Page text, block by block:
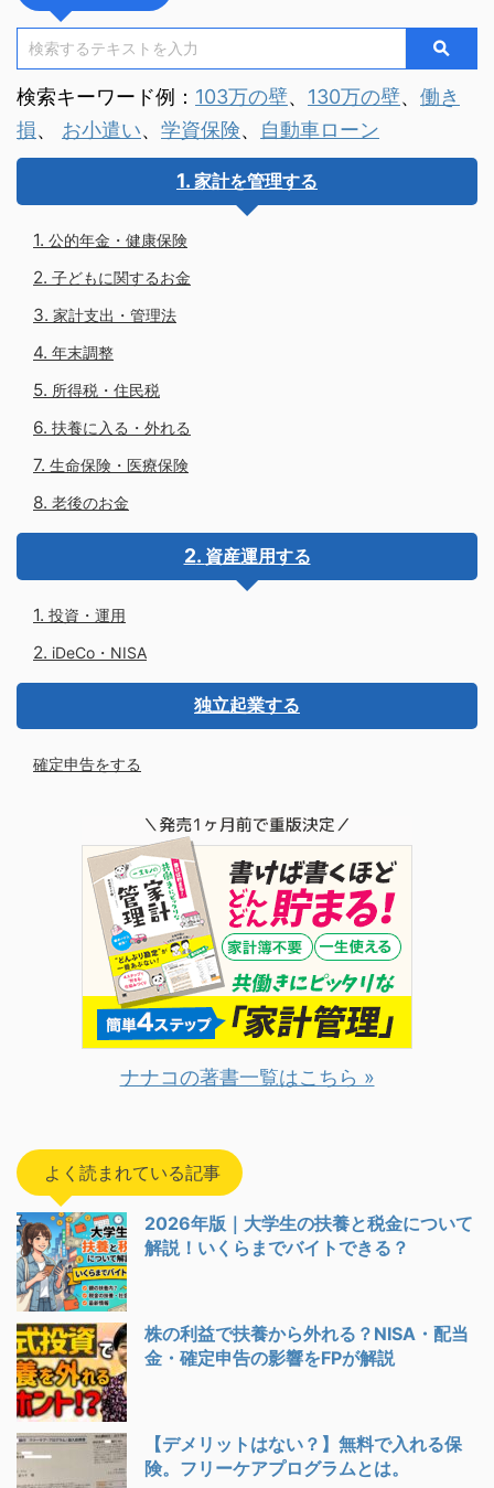
検索キーワード例： 103万の壁、 130万の壁、 働き
損、 お小遣い、 学資保険、 自動車ローン
家計を管理する
公的年金・健康保険
子どもに関するお金
家計支出・管理法
年末調整
所得税・住民税
扶養に入る・外れる
生命保険・医療保険
老後のお金
資産運用する
投資・運用
iDeCo・NISA
独立起業する
確定申告をする
ナナコの著書一覧はこちら »
よく読まれている記事
2026年版｜大学生の扶養と税金について
解説！いくらまでバイトできる？
株の利益で扶養から外れる？NISA・配当
金・確定申告の影響をFPが解説
【デメリットはない？】無料で入れる保
険。フリーケアプログラムとは。